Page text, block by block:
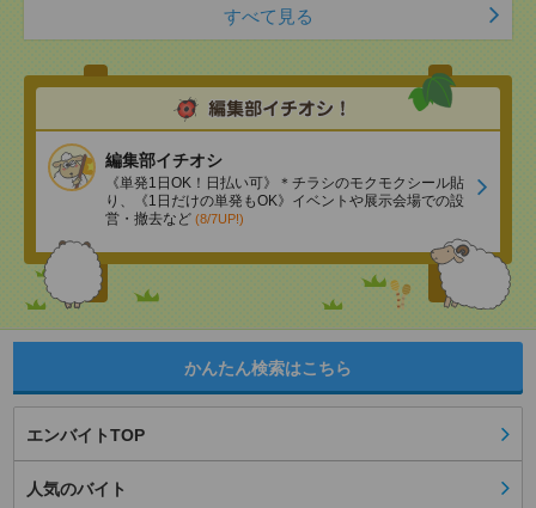
すべて見る
編集部イチオシ
《単発1日OK！日払い可》＊チラシのモクモクシール貼
り、《1日だけの単発もOK》イベントや展示会場での設
営・撤去など (8/7UP!)
かんたん検索はこちら
エンバイトTOP
人気のバイト